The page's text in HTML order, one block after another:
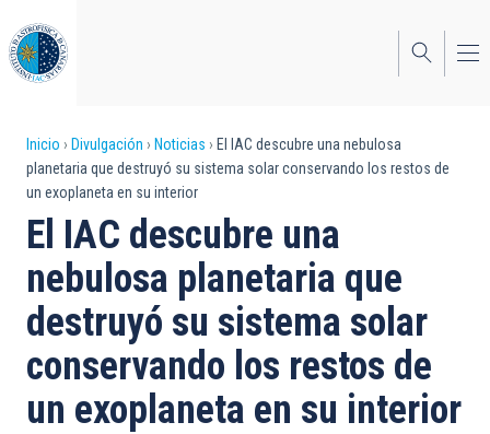
al
contenido
principal
Sobrescribir
enlaces
de
ayuda
a
la
navegación
Inicio Divulgación Noticias
El IAC descubre una nebulosa
planetaria que destruyó su sistema solar conservando los restos de
un exoplaneta en su interior
El IAC descubre una
nebulosa planetaria que
destruyó su sistema solar
conservando los restos de
un exoplaneta en su interior